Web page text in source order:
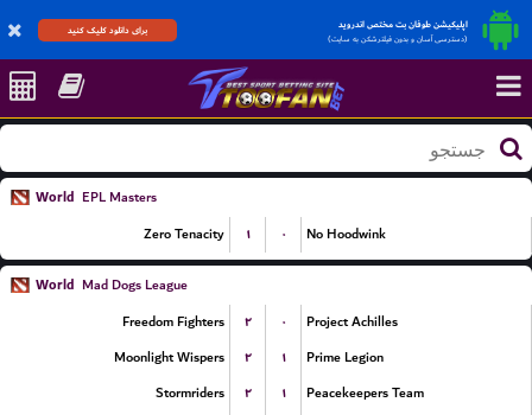
اپلیکیشن طوفان بت مختص اندروید
(دسترسی آسان و بدون فیلترشکن به سایت)
برای دانلود کلیک کنید
World EPL Masters
Zero Tenacity
۱ ۰ No Hoodwink
World Mad Dogs League
Freedom Fighters
۲ ۰
Project Achilles
Moonlight Wispers
۲ ۱
Prime Legion
Stormriders
۲ ۱
Peacekeepers Team